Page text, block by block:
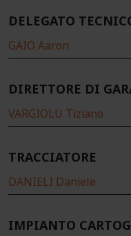
DELEGATO
GAIO Aaron
DIRETTORE DI
VARGIOLU Tiziano
TRACCIATORE
DANIELI Daniele
IMPIANTO